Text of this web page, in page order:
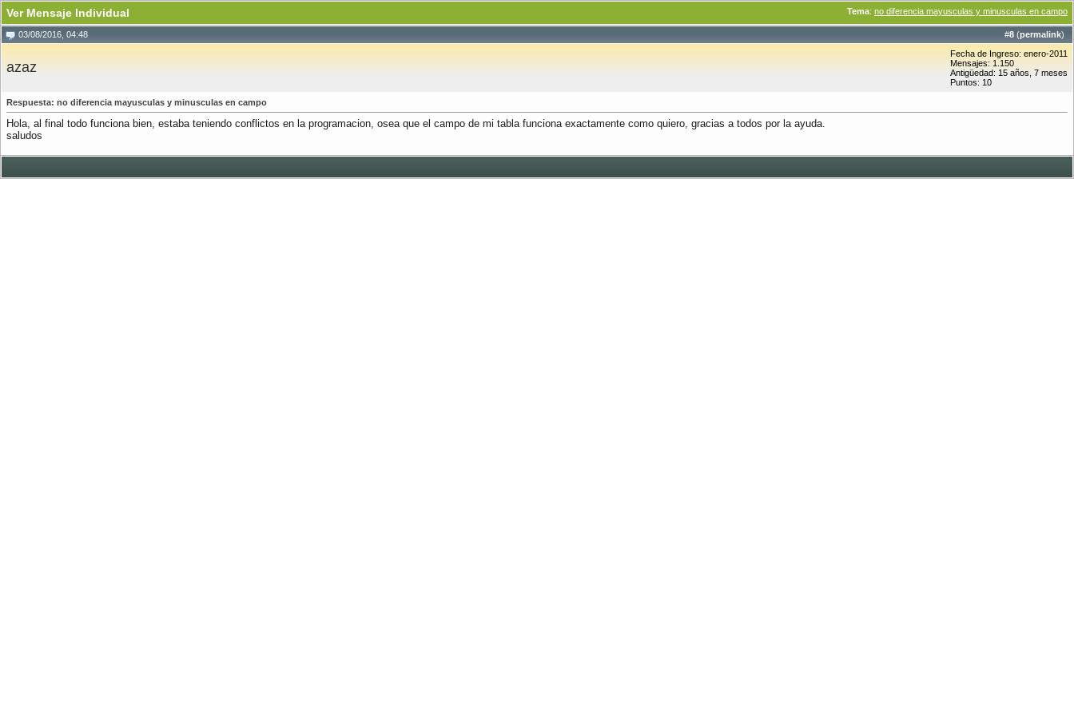
Tema: no diferencia mayusculas y minusculas en campo
Ver Mensaje Individual
#8 (permalink)
03/08/2016, 04:48
azaz
Fecha de Ingreso: enero-2011
Mensajes: 1.150
Antigüedad: 15 años, 7 meses
Puntos: 10
Respuesta: no diferencia mayusculas y minusculas en campo
Hola, al final todo funciona bien, estaba teniendo conflictos en la programacion, osea que el campo de mi tabla funciona exactamente como quiero, gracias a todos por la ayuda.
saludos